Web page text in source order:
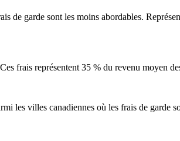
garde sont les moins abordables.
frais représentent 35 % du revenu moyen
les villes canadiennes où les frais de garde